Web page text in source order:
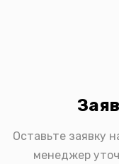
Оставьте заявку
менеджер